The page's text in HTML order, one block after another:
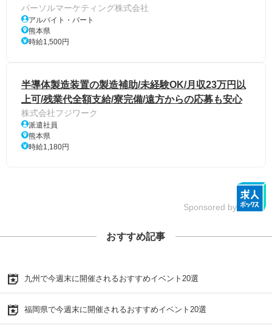
パーソルマーケティング株式会社
アルバイト・パート
熊本県
時給1,500円
半導体製造装置の製造補助/未経験OK/月収23万円以
上可/残業代全額支給/寮完備/遠方からの応募も安心
株式会社フジワーク
派遣社員
熊本県
時給1,180円
Sponsored by
おすすめ記事
九州で今週末に開催されるおすすめイベント20選
福岡県で今週末に開催されるおすすめイベント20選